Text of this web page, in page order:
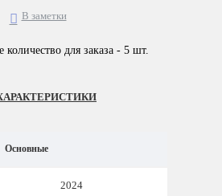
В заметки
для заказа - 5 шт.
Основные
2024